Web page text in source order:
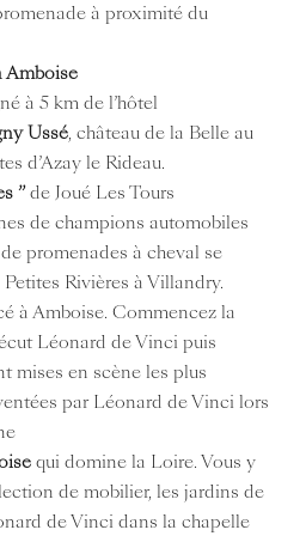
à proximité du
Amboise
à 5 km de l’hôtel
Ussé, château de la Belle au
d’Azay le Rideau.
”de Joué Les Tours
de champions automobiles
promenades à cheval se
Rivières à Villandry.
à Amboise. Commencez la
Léonard de Vinci puis
mises en scène les plus
par Léonard de Vinci lors
qui domine la Loire. Vous y
de mobilier, les jardins de
de Vinci dans la chapelle